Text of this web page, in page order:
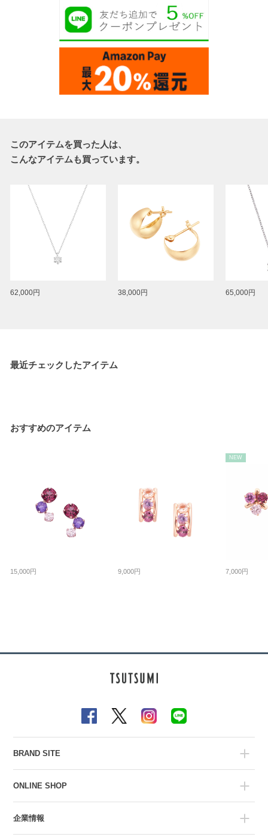
このアイテムを買った人は、
こんなアイテムも買っています。
62,000円 38,000円 65,000円
最近チェックしたアイテム
おすすめのアイテム
15,000円 9,000円
NEW
7,000円
BRAND SITE
ONLINE SHOP
企業情報